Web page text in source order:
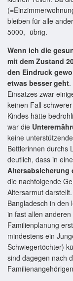
bleiben für alle
5000,- übrig.
Wenn ich die
mit dem Zustand
den Eindruck
etwas besser geht
Einsatzes zwar
keinen Fall
Kindes hätte
war die
keine
Bettlerinnen durchs
deutlich, dass in
Altersabsicherung
die nachfolgende
Altersarmut
Bangladesch in den
in fast allen
Familienplanung
mindestens ein
Schwiegertöchter)
sind dagegen nach